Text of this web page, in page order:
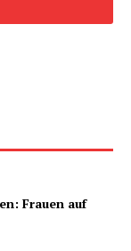
Frauen auf